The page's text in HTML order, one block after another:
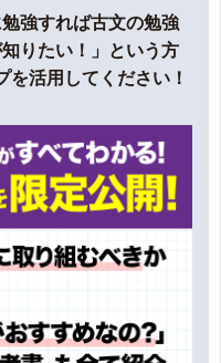
強すれば古文の勉強
りたい！」という方
活用してください！